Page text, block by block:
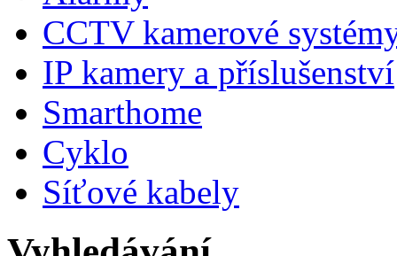
CCTV kamerové
IP kamery a příslušenství
Smarthome
Cyklo
Síťové kabely